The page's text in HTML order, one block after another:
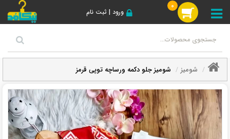
ورود | ثبت نام
0
شومیز شومیز جلو دکمه ورساچه توپی قرمز